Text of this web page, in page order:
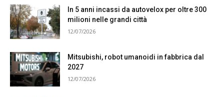
In 5 anni incassi da autovelox per oltre 300
milioni nelle grandi città
12/07/2026
Mitsubishi, robot umanoidi in fabbrica dal
2027
12/07/2026